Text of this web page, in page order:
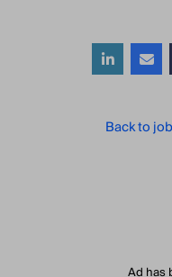
Back to
Ad has